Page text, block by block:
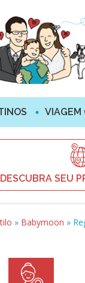
VIAGEM
DESCUBRA SEU
» Babymoon »